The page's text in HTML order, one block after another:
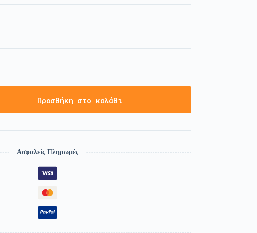
Προσθήκη στο καλάθι
Ασφαλείς Πληρωμές